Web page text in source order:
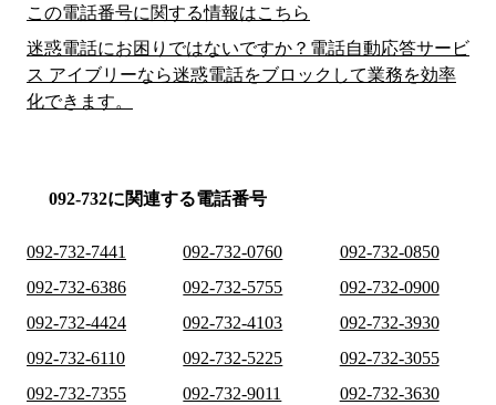
この電話番号に関する情報はこちら
迷惑電話にお困りではないですか？電話自動応答サービ
ス アイブリーなら迷惑電話をブロックして業務を効率
化できます。
092-732に関連する電話番号
092-732-7441 092-732-0760
092-732-0850
092-732-6386
092-732-5755
092-732-0900
092-732-4424
092-732-4103
092-732-3930
092-732-6110
092-732-5225
092-732-3055
092-732-7355
092-732-9011
092-732-3630